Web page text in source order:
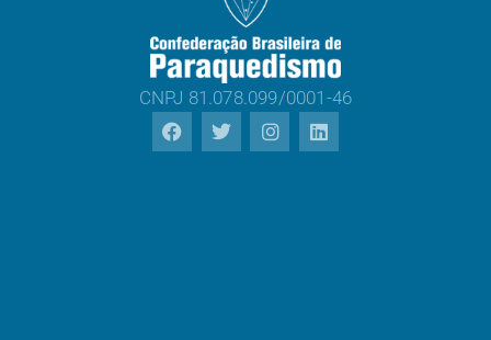
CNPJ 81.078.099/0001-46